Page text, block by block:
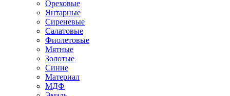
Ореховые
Янтарные
Сиреневые
Салатовые
Фиолетовые
Мятные
Золотые
Синие
Материал
МДФ